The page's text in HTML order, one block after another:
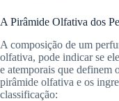
A Pirâmide Olfativa dos
A composição de um
olfativa, pode indicar se
e atemporais que definem
pirâmide olfativa e os
classificação: